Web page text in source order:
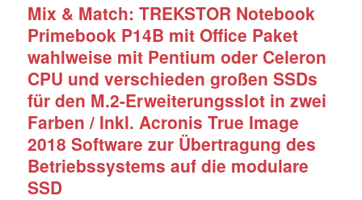
Mix & Match: TREKSTOR Notebook
Primebook P14B mit Office Paket
wahlweise mit Pentium oder Celeron
CPU und verschieden großen SSDs
für den M.2-Erweiterungsslot in zwei
Farben / Inkl. Acronis True Image
2018 Software zur Übertragung des
Betriebssystems auf die modulare
SSD